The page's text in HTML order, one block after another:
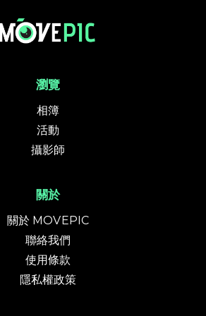
瀏覽
相簿
活動
攝影師
關於
關於 MOVEPIC
聯絡我們
使用條款
隱私權政策